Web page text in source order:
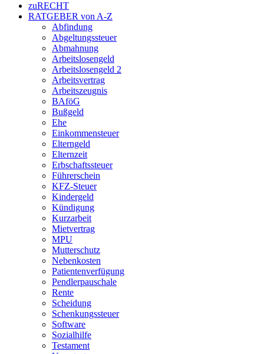
zuRECHT
RATGEBER von A-Z
Abfindung
Abgeltungssteuer
Abmahnung
Arbeitslosengeld
Arbeitslosengeld 2
Arbeitsvertrag
Arbeitszeugnis
BAföG
Bußgeld
Ehe
Einkommensteuer
Elterngeld
Elternzeit
Erbschaftssteuer
Führerschein
KFZ-Steuer
Kindergeld
Kündigung
Kurzarbeit
Mietvertrag
MPU
Mutterschutz
Nebenkosten
Patientenverfügung
Pendlerpauschale
Rente
Scheidung
Schenkungssteuer
Software
Sozialhilfe
Testament